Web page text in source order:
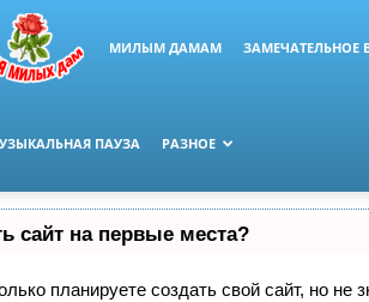
МИЛЫМ ДАМАМ ЗАМЕЧАТЕЛЬНОЕ
ПАУЗА РАЗНОЕ
сайт на первые места?
планируете создать свой сайт, но не